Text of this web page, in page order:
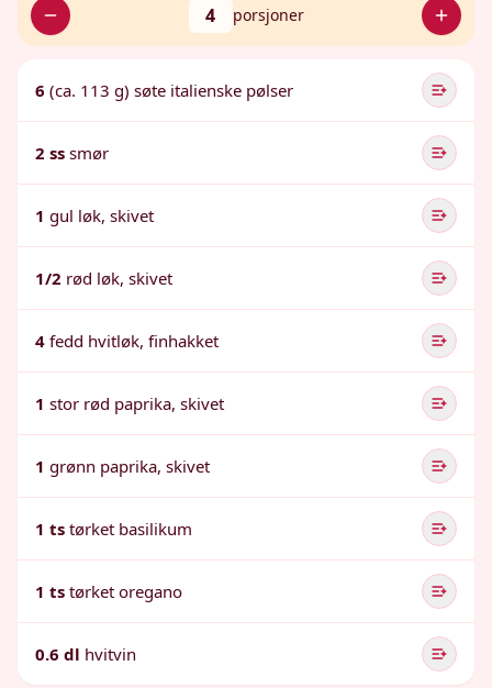
4 porsjoner
6 (ca. 113 g) søte italienske pølser
2 ss smør
1 gul løk, skivet
1/2 rød løk, skivet
4 fedd hvitløk, finhakket
1 stor rød paprika, skivet
1 grønn paprika, skivet
1 ts tørket basilikum
1 ts tørket oregano
0.6 dl hvitvin